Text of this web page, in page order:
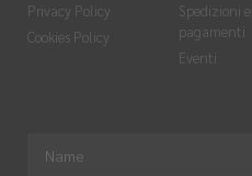
Privacy Policy
Cookies Policy
Spedizioni e
pagamenti
Eventi